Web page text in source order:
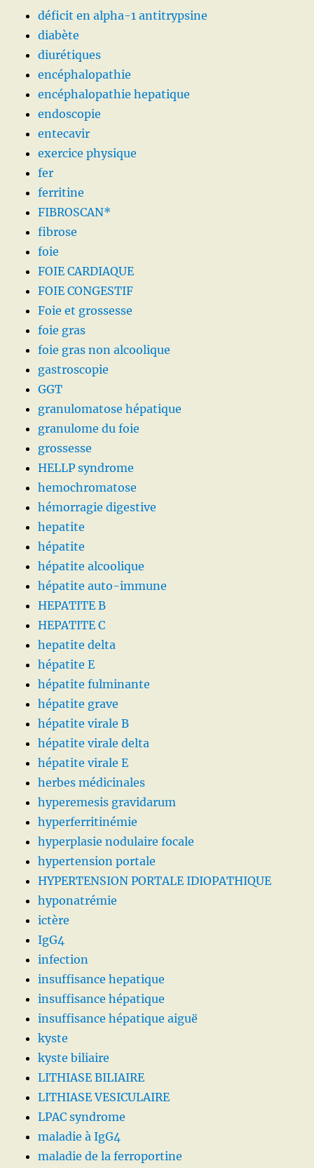
déficit en alpha-1 antitrypsine
diabète
diurétiques
encéphalopathie
encéphalopathie hepatique
endoscopie
entecavir
exercice physique
fer
ferritine
FIBROSCAN*
fibrose
foie
FOIE CARDIAQUE
FOIE CONGESTIF
Foie et grossesse
foie gras
foie gras non alcoolique
gastroscopie
GGT
granulomatose hépatique
granulome du foie
grossesse
HELLP syndrome
hemochromatose
hémorragie digestive
hepatite
hépatite
hépatite alcoolique
hépatite auto-immune
HEPATITE B
HEPATITE C
hepatite delta
hépatite E
hépatite fulminante
hépatite grave
hépatite virale B
hépatite virale delta
hépatite virale E
herbes médicinales
hyperemesis gravidarum
hyperferritinémie
hyperplasie nodulaire focale
hypertension portale
HYPERTENSION PORTALE IDIOPATHIQUE
hyponatrémie
ictère
IgG4
infection
insuffisance hepatique
insuffisance hépatique
insuffisance hépatique aiguë
kyste
kyste biliaire
LITHIASE BILIAIRE
LITHIASE VESICULAIRE
LPAC syndrome
maladie à IgG4
maladie de la ferroportine